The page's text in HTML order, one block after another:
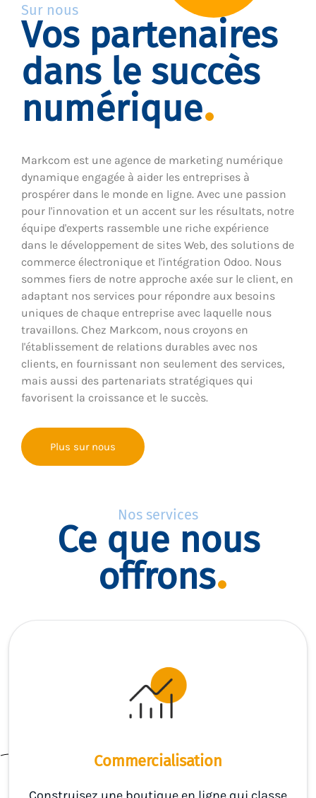
Sur nous
Vos partenaires
dans le succès
numérique
Markcom est une agence de marketing numérique
dynamique engagée à aider les entreprises à
prospérer dans le monde en ligne. Avec une passion
pour l'innovation et un accent sur les résultats, notre
équipe d'experts rassemble une riche expérience
dans le développement de sites Web, des solutions de
commerce électronique et l'intégration Odoo. Nous
sommes fiers de notre approche axée sur le client, en
adaptant nos services pour répondre aux besoins
uniques de chaque entreprise avec laquelle nous
travaillons. Chez Markcom, nous croyons en
l'établissement de relations durables avec nos
clients, en fournissant non seulement des services,
mais aussi des partenariats stratégiques qui
favorisent la croissance et le succès.
Plus sur nous
Nos services
Ce que nous
offrons
Commercialisation
Construisez une boutique en ligne qui classe